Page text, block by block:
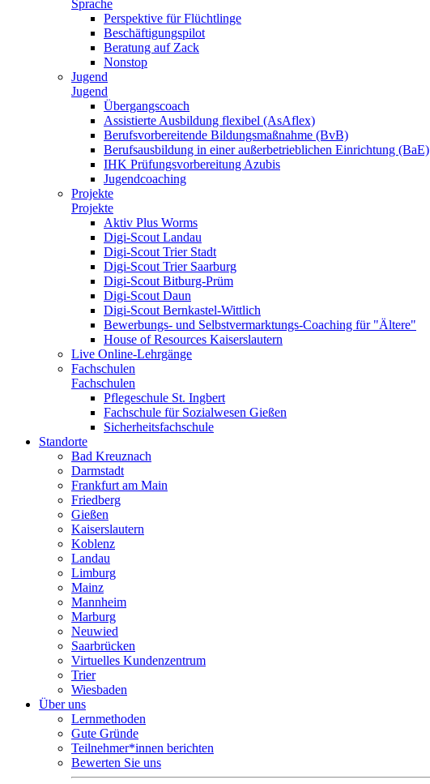
Sprache
Perspektive für Flüchtlinge
Beschäftigungspilot
Beratung auf Zack
Nonstop
Jugend
Jugend
Übergangscoach
Assistierte Ausbildung flexibel (AsAflex)
Berufsvorbereitende Bildungsmaßnahme (BvB)
Berufsausbildung in einer außerbetrieblichen Einrichtung (BaE)
IHK Prüfungsvorbereitung Azubis
Jugendcoaching
Projekte
Projekte
Aktiv Plus Worms
Digi-Scout Landau
Digi-Scout Trier Stadt
Digi-Scout Trier Saarburg
Digi-Scout Bitburg-Prüm
Digi-Scout Daun
Digi-Scout Bernkastel-Wittlich
Bewerbungs- und Selbstvermarktungs-Coaching für "Ältere"
House of Resources Kaiserslautern
Live Online-Lehrgänge
Fachschulen
Fachschulen
Pflegeschule St. Ingbert
Fachschule für Sozialwesen Gießen
Sicherheitsfachschule
Standorte
Bad Kreuznach
Darmstadt
Frankfurt am Main
Friedberg
Gießen
Kaiserslautern
Koblenz
Landau
Limburg
Mainz
Mannheim
Marburg
Neuwied
Saarbrücken
Virtuelles Kundenzentrum
Trier
Wiesbaden
Über uns
Lernmethoden
Gute Gründe
Teilnehmer*innen berichten
Bewerten Sie uns